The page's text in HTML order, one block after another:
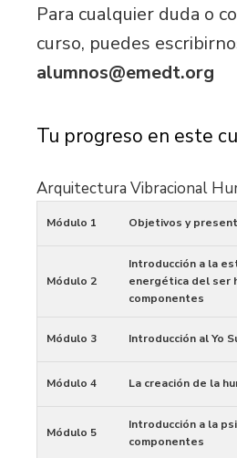
Para cualquier duda o
curso, puedes
alumnos@emedt.org
Tu progreso en este
Arquitectura Vibracional
Módulo 1 Objetivos y
Módulo 2
Introducción a la
energética del ser
componentes
Módulo 3 Introducción al Yo
Módulo 4 La creación de la
Módulo 5
Introducción a la
componentes